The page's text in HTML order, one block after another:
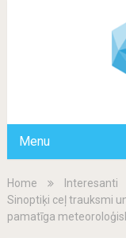
Menu
Home
Interesanti
Sinoptiķi ceļ trauksmi
pamatīga